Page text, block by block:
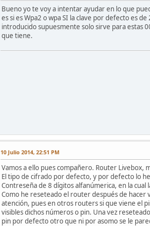
Bueno yo te voy a intentar ayudar en lo que
es si es Wpa2 o wpa SI la clave por defecto es
introducido supuesmente solo sirve para estas
que tiene.
10 Julio 2014, 22:51 PM
Vamos a ello pues compañero. Router Livebox,
El tipo de cifrado por defecto, y por defecto lo
Contreseña de 8 dígitos alfanúmerica, en la cual
Como he reseteado el router después de hacer
atención, pues en otros routers si que viene el
visibles dichos números o pin. Una vez
pin por defecto otro que ni por asomo se le